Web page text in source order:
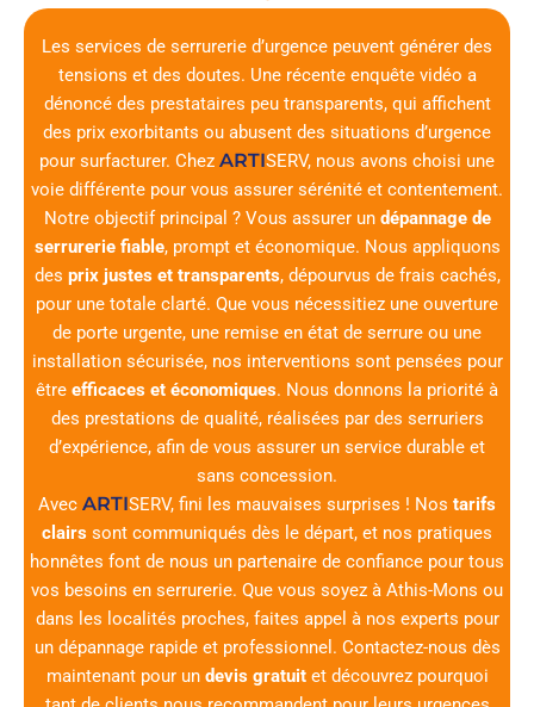
Les services de serrurerie d’urgence peuvent générer des
tensions et des doutes. Une récente enquête vidéo a
dénoncé des prestataires peu transparents, qui affichent
des prix exorbitants ou abusent des situations d’urgence
pour surfacturer. Chez ARTISERV, nous avons choisi une
voie différente pour vous assurer sérénité et contentement.
Notre objectif principal ? Vous assurer un dépannage de
serrurerie fiable, prompt et économique. Nous appliquons
des prix justes et transparents, dépourvus de frais cachés,
pour une totale clarté. Que vous nécessitiez une ouverture
de porte urgente, une remise en état de serrure ou une
installation sécurisée, nos interventions sont pensées pour
être efficaces et économiques. Nous donnons la priorité à
des prestations de qualité, réalisées par des serruriers
d’expérience, afin de vous assurer un service durable et
sans concession.
Avec ARTISERV, fini les mauvaises surprises ! Nos tarifs
clairs sont communiqués dès le départ, et nos pratiques
honnêtes font de nous un partenaire de confiance pour tous
vos besoins en serrurerie. Que vous soyez à Athis-Mons ou
dans les localités proches, faites appel à nos experts pour
un dépannage rapide et professionnel. Contactez-nous dès
maintenant pour un devis gratuitet découvrez pourquoi